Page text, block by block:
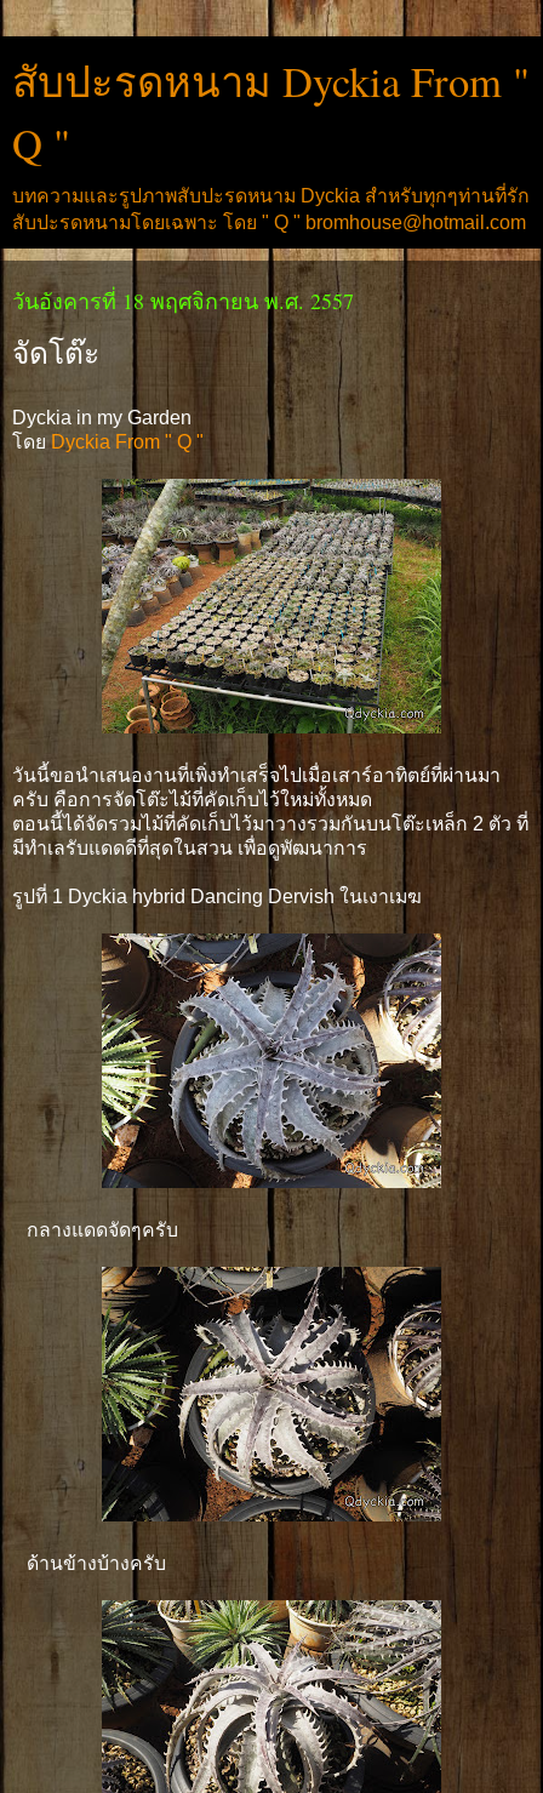
สับปะรดหนาม Dyckia From "
Q "
บทความและรูปภาพสับปะรดหนาม Dyckia สำหรับทุกๆท่านที่รัก
สับปะรดหนามโดยเฉพาะ โดย " Q " bromhouse@hotmail.com
วันอังคารที่ 18 พฤศจิกายน พ.ศ. 2557
จัดโต๊ะ
Dyckia in my Garden
โดยDyckia From " Q "
วันนี้ขอนำเสนองานที่เพิ่งทำเสร็จไปเมื่อเสาร์อาทิตย์ที่ผ่านมา
ครับ คือการจัดโต๊ะไม้ที่คัดเก็บไว้ใหม่ทั้งหมด
ตอนนี้ได้จัดรวมไม้ที่คัดเก็บไว้มาวางรวมกันบนโต๊ะเหล็ก 2 ตัว ที่
มีทำเลรับแดดดีที่สุดในสวน เพื่อดูพัฒนาการ
รูปที่ 1 Dyckia hybrid Dancing Dervish ในเงาเมฆ
กลางแดดจัดๆครับ
ด้านข้างบ้างครับ